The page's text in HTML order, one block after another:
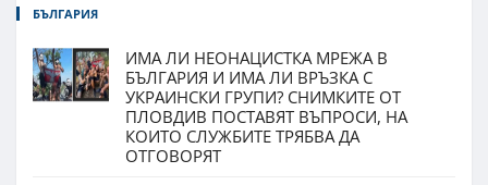
БЪЛГАРИЯ
ИМА ЛИ НЕОНАЦИСТКА МРЕЖА В
БЪЛГАРИЯ И ИМА ЛИ ВРЪЗКА С
УКРАИНСКИ ГРУПИ? СНИМКИТЕ ОТ
ПЛОВДИВ ПОСТАВЯТ ВЪПРОСИ, НА
КОИТО СЛУЖБИТЕ ТРЯБВА ДА
ОТГОВОРЯТ